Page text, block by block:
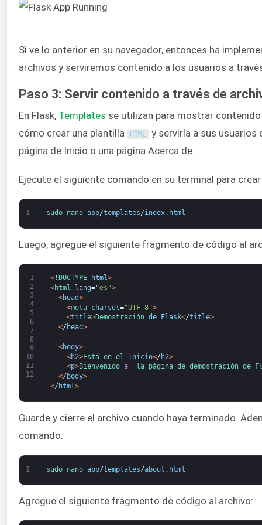
Si ve lo anterior en su navegador, entonces ha
archivos y serviremos contenido a los usuarios a
Paso 3: Servir contenido a través de
En Flask, Templates se utilizan para mostrar
cómo crear una plantilla
HTML y servirla a sus usuarios
página de Inicio o una página Acerca de.
Ejecute el siguiente comando en su terminal para
1 sudo nano app/templates/index. html
Luego, agregue el siguiente fragmento de código al
1
2
3
4
5
6
7
8
9
10
11
12
<! DOCTYPE html>
<html lang="es">
<head>
<meta charset="UTF-8">
<title>Demostración de Flask</title>
</ head>
<body>
<h2>Está en el Inicio</ h2>
<p>Bienvenido a la página de demostración de
</ body>
</ html>
Guarde y cierre el archivo cuando haya terminado.
comando:
1 sudo nano app/templates/about . html
Agregue el siguiente fragmento de código al archivo: